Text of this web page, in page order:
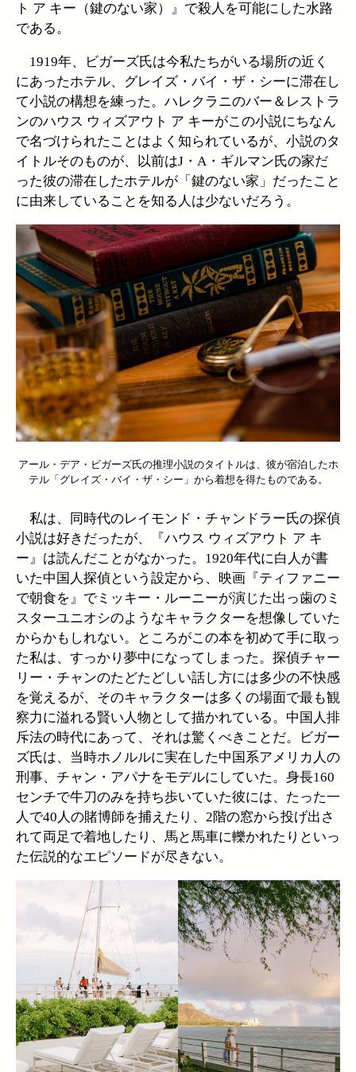
ト ア キー（鍵のない家）』で殺人を可能にした水路
である。
1919年、ビガーズ氏は今私たちがいる場所の近く
にあったホテル、グレイズ・バイ・ザ・シーに滞在し
て小説の構想を練った。ハレクラニのバー＆レストラ
ンのハウス ウィズアウト ア キーがこの小説にちなん
で名づけられたことはよく知られているが、小説のタ
イトルそのものが、以前はJ・A・ギルマン氏の家だ
った彼の滞在したホテルが「鍵のない家」だったこと
に由来していることを知る人は少ないだろう。
アール・デア・ビガーズ氏の推理小説のタイトルは、彼が宿泊したホ
テル「グレイズ・バイ・ザ・シー」から着想を得たものである。
私は、同時代のレイモンド・チャンドラー氏の探偵
小説は好きだったが、『ハウス ウィズアウト ア キ
ー』は読んだことがなかった。1920年代に白人が書
いた中国人探偵という設定から、映画『ティファニー
で朝食を』でミッキー・ルーニーが演じた出っ歯のミ
スターユニオシのようなキャラクターを想像していた
からかもしれない。ところがこの本を初めて手に取っ
た私は、すっかり夢中になってしまった。探偵チャー
リー・チャンのたどたどしい話し方には多少の不快感
を覚えるが、そのキャラクターは多くの場面で最も観
察力に溢れる賢い人物として描かれている。中国人排
斥法の時代にあって、それは驚くべきことだ。ビガー
ズ氏は、当時ホノルルに実在した中国系アメリカ人の
刑事、チャン・アパナをモデルにしていた。身長160
センチで牛刀のみを持ち歩いていた彼には、たった一
人で40人の賭博師を捕えたり、2階の窓から投げ出さ
れて両足で着地したり、馬と馬車に轢かれたりといっ
た伝説的なエピソードが尽きない。